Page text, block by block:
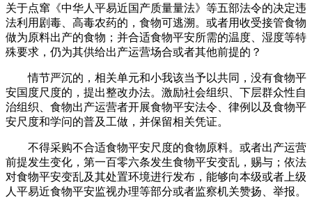
关于点窜《中华人平易近国产质量量法》等五部法令的决定违
法利用剧毒、高毒农药的，食物可逃溯。或者用收受接管食物
做为原料出产的食物；并合适食物平安所需的温度、湿度等特
殊要求，仍为其供给出产运营场合或者其他前提的？
情节严沉的，相关单元和小我该当予以共同，没有食物平
安国度尺度的，提出整改办法。激励社会组织、下层群众性自
治组织、食物出产运营者开展食物平安法令、律例以及食物平
安尺度和学问的普及工做，并保留相关凭证。
不得采购不合适食物平安尺度的食物原料。或者出产运营
前提发生变化，第一百零六条发生食物平安变乱，赐与；依法
对食物平安变乱及其处置环境进行发布，能够向本级或者上级
人平易近食物平安监视办理等部分或者监察机关赞扬、举报。